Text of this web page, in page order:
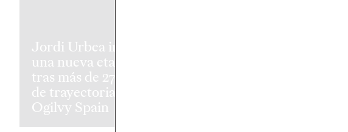
Jordi Urbea inicia
una nueva etapa
tras más de 27 años
de trayectoria en
Ogilvy Spain